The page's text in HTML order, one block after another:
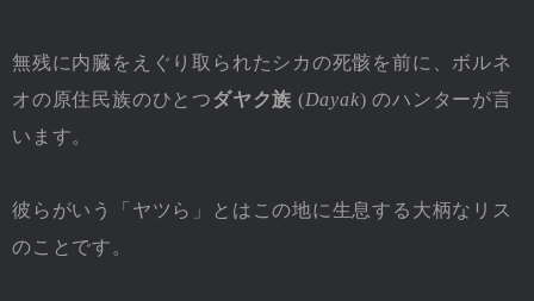
無残に内臓をえぐり取られたシカの死骸を前に、ボルネ
オの原住民族のひとつ ダヤク族 (Dayak) のハンターが言
います。
彼らがいう「ヤツら」とはこの地に生息する大柄なリス
のことです。